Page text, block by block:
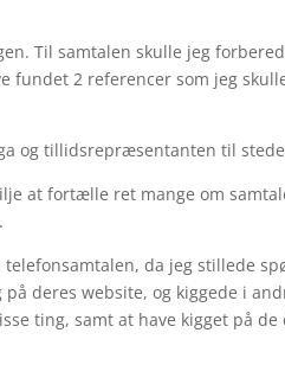
Til samtalen skulle jeg
fundet 2 referencer som jeg
og tillidsrepræsentanten til
at fortælle ret mange om
da jeg stillede
deres website, og kiggede i
ting, samt at have kigget på de